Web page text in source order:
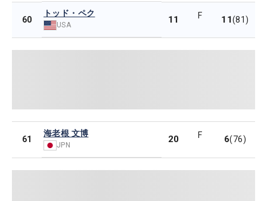
60
トッド・ペク
USA 11 F 11(81)
61
海老根 文博
JPN
20 F 6(76)